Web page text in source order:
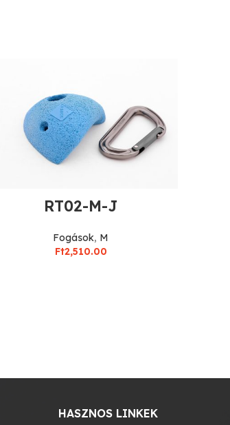
RT02-M-J
Fogások, M
Ft2,510.00
HASZNOS LINKEK